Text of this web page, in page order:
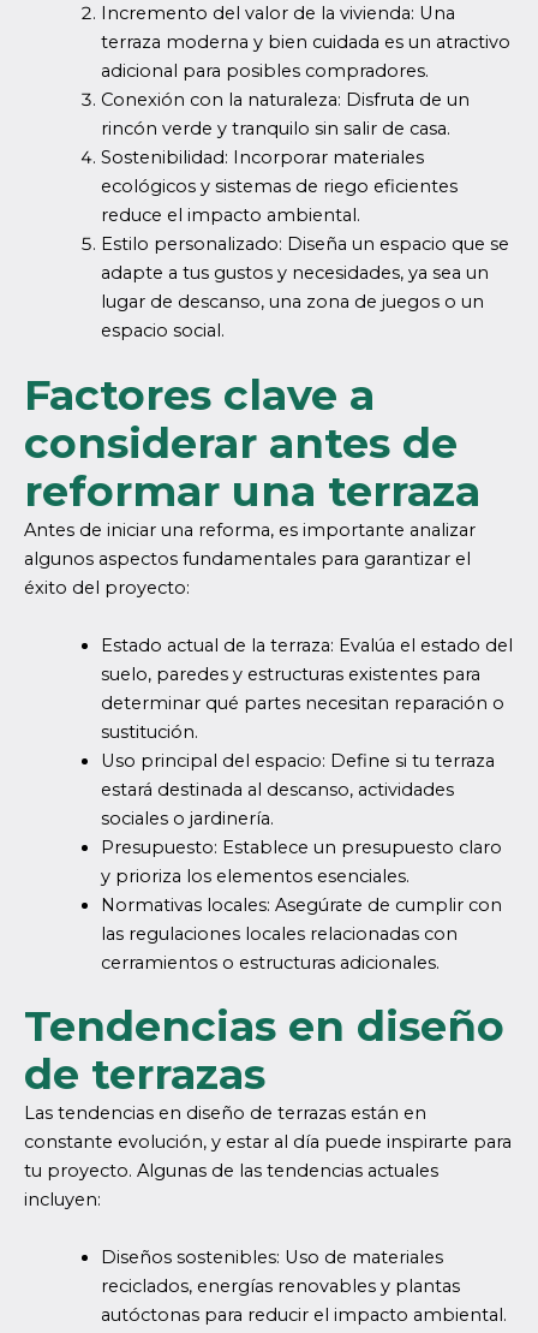
Incremento del valor de la vivienda: Una
terraza moderna y bien cuidada es un atractivo
adicional para posibles compradores.
Conexión con la naturaleza: Disfruta de un
rincón verde y tranquilo sin salir de casa.
Sostenibilidad: Incorporar materiales
ecológicos y sistemas de riego eficientes
reduce el impacto ambiental.
Estilo personalizado: Diseña un espacio que se
adapte a tus gustos y necesidades, ya sea un
lugar de descanso, una zona de juegos o un
espacio social.
Factores clave a
considerar antes de
reformar una terraza
Antes de iniciar una reforma, es importante analizar
algunos aspectos fundamentales para garantizar el
éxito del proyecto:
Estado actual de la terraza: Evalúa el estado del
suelo, paredes y estructuras existentes para
determinar qué partes necesitan reparación o
sustitución.
Uso principal del espacio: Define si tu terraza
estará destinada al descanso, actividades
sociales o jardinería.
Presupuesto: Establece un presupuesto claro
y prioriza los elementos esenciales.
Normativas locales: Asegúrate de cumplir con
las regulaciones locales relacionadas con
cerramientos o estructuras adicionales.
Tendencias en diseño
de terrazas
Las tendencias en diseño de terrazas están en
constante evolución, y estar al día puede inspirarte para
tu proyecto. Algunas de las tendencias actuales
incluyen:
Diseños sostenibles: Uso de materiales
reciclados, energías renovables y plantas
autóctonas para reducir el impacto ambiental.